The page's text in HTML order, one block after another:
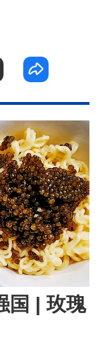
国 | 玫瑰